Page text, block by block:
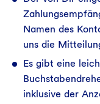
Namen des
uns die
Es gibt eine
inklusive der